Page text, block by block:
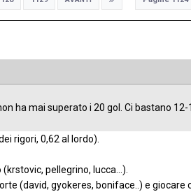
ha mai superato i 20 gol. Ci bastano
rigori, 0,62 al lordo).
pellegrino, lucca...).
(david, gyokeres, boniface..) e giocare